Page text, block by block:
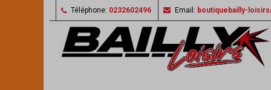
Téléphone: 0232602496 Email: boutiquebailly-